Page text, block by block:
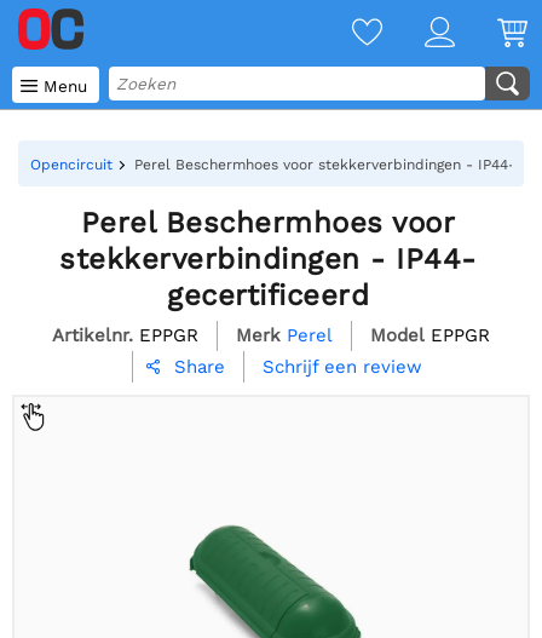
 Menu
Opencircuit Perel Beschermhoes voor stekkerverbindingen - IP44-
Perel Beschermhoes voor
stekkerverbindingen - IP44-
gecertificeerd
Artikelnr. EPPGR Merk Perel Model EPPGR
 Share Schrijf een review